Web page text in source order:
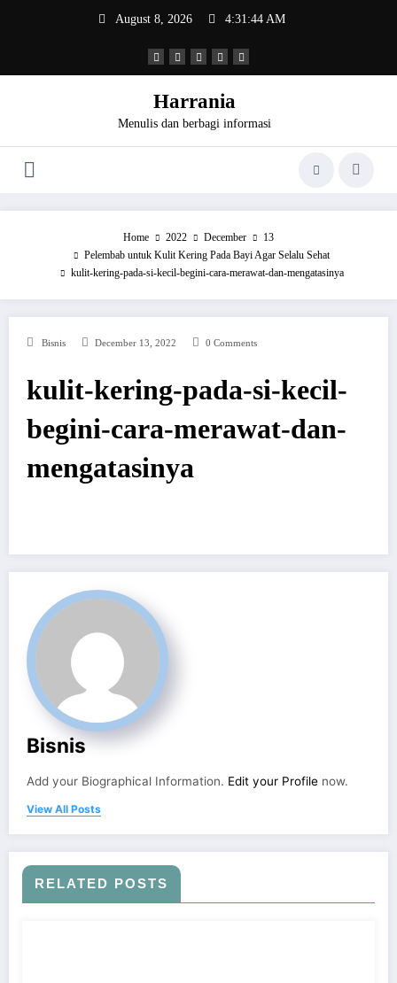
August 8, 2026 4:31:44 AM
Harrania
Menulis dan berbagi informasi
Home 2022 December
13
Pelembab untuk Kulit Kering Pada Bayi Agar Selalu Sehat
kulit-kering-pada-si-kecil-begini-cara-merawat-dan-mengatasinya
Bisnis December 13, 2022 0 Comments
kulit-kering-pada-si-kecil-
begini-cara-merawat-dan-
mengatasinya
Bisnis
Add your Biographical Information. Edit your Profile now.
View All Posts
RELATED POSTS